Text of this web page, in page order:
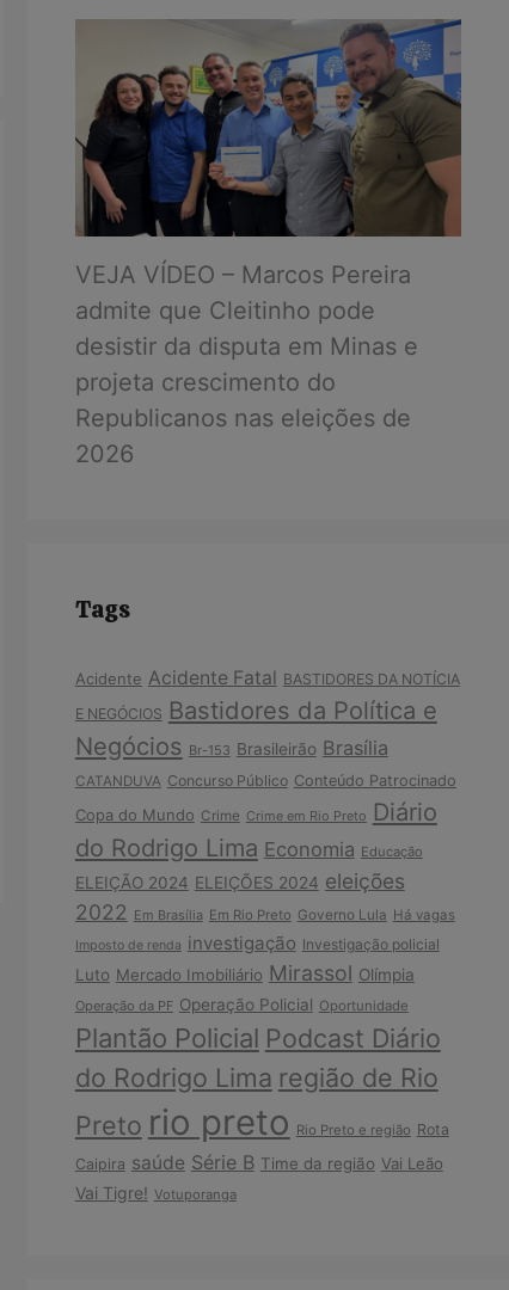
VEJA VÍDEO – Marcos Pereira
admite que Cleitinho pode
desistir da disputa em Minas e
projeta crescimento do
Republicanos nas eleições de
2026
Tags
Acidente Acidente Fatal BASTIDORES DA NOTÍCIA
E NEGÓCIOS Bastidores da Política e
Negócios Br-153 Brasileirão Brasília
CATANDUVA Concurso Público Conteúdo Patrocinado
Copa do Mundo Crime Crime em Rio Preto Diário
do Rodrigo Lima Economia Educação
ELEIÇÃO 2024 ELEIÇÕES 2024 eleições
2022 Em Brasília Em Rio Preto Governo Lula Há vagas
Imposto de renda investigação Investigação policial
Luto Mercado Imobiliário Mirassol Olímpia
Operação da PF Operação Policial Oportunidade
Plantão Policial Podcast Diário
do Rodrigo Lima região de Rio
Preto rio preto Rio Preto e região Rota
Caipira saúde Série B Time da região Vai Leão
Vai Tigre! Votuporanga